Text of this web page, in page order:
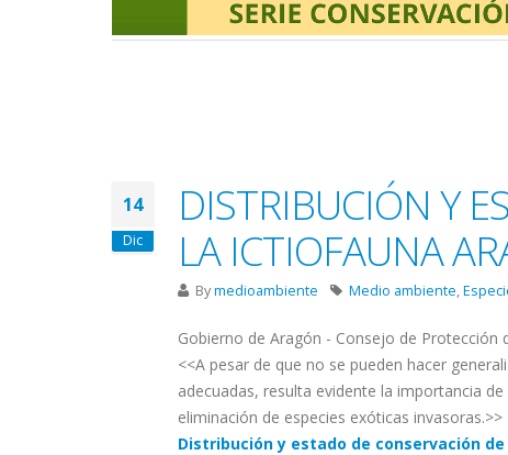
14
Dic
DISTRIBUCIÓN Y
LA ICTIOFAUNA
Bymedioambiente Medio ambiente,
Gobierno de Aragón - Consejo de Protección
<<A pesar de que no se pueden hacer
adecuadas, resulta evidente la importancia
eliminación de especies exóticas invasoras.>>
Distribución y estado de conservación